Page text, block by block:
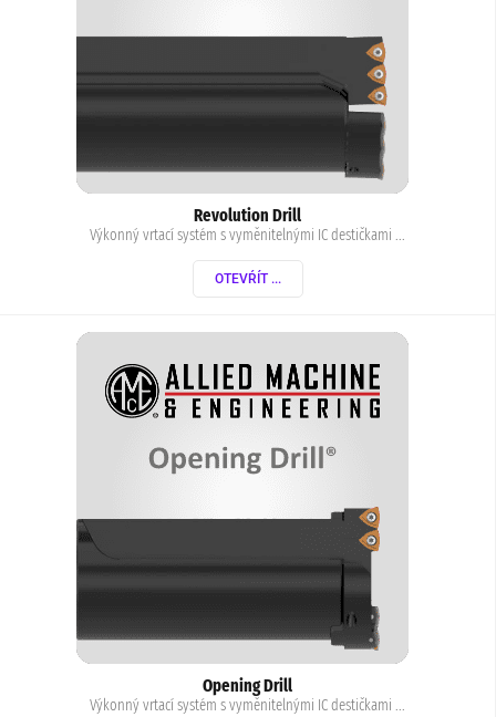
Revolution Drill
Výkonný vrtací systém s vyměnitelnými IC destičkami ...
OTEVŔÍT ...
Opening Drill
Výkonný vrtací systém s vyměnitelnými IC destičkami ...